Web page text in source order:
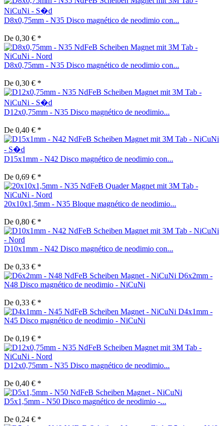
D8x0,75mm - N35 Disco magnético de neodimio con...
De 0,30 € *
D8x0,75mm - N35 Disco magnético de neodimio con...
De 0,30 € *
D12x0,75mm - N35 Disco magnético de neodimio...
De 0,40 € *
D15x1mm - N42 Disco magnético de neodimio con...
De 0,69 € *
20x10x1,5mm - N35 Bloque magnético de neodimio...
De 0,80 € *
D10x1mm - N42 Disco magnético de neodimio con...
De 0,33 € *
D6x2mm -
N48 Disco magnético de neodimio - NiCuNi
De 0,33 € *
D4x1mm -
N45 Disco magnético de neodimio - NiCuNi
De 0,19 € *
D12x0,75mm - N35 Disco magnético de neodimio...
De 0,40 € *
D5x1,5mm - N50 Disco magnético de neodimio -...
De 0,24 € *